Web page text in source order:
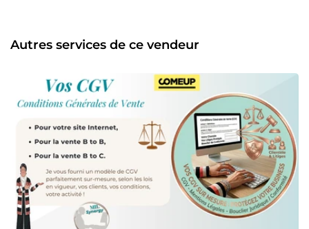
objectifs. =&gt; Sécurité &amp; Protection : Vous blindez
vos relations commerciales avec des Conditions Générales
directement auprès des dirigeants·tes et entrepreneurs·es
pour garantir des écrits performants et un cadre légal
maîtrisé. ✒️ COPYWRITING Mettre toutes les techniques
marketing, rédactionnelles, etc. au service de votre identité
pour concevoir des messages percutants qui captent votre
cible. - Pages web intégrales - Mailing de prospection, e-
mailing de fidélisation et newsletters - Articles de blog et
articles LinkedIn optimisés pour le référencement (SEO) -
Fiches produits e-commerce ⌨️ SECRÉTARIAT La rédaction
de vos documents contractuels indispensables,
entièrement personnalisés selon vos besoins. Conditions
Générales de Vente (CGV) sur-mesure : un document
Autres services de ce vendeur